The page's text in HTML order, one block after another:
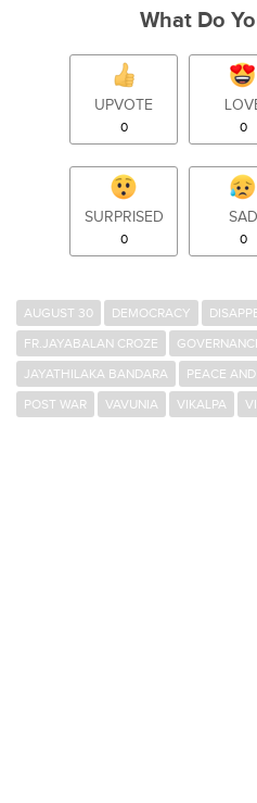
What Do
UPVOTE
0 0
SURPRISED
0
SAD
0
AUGUST 30 DEMOCRACY
FR.JAYABALAN CROZE
JAYATHILAKA BANDARA
PEACE
POST WAR
VAVUNIA VIKALPA